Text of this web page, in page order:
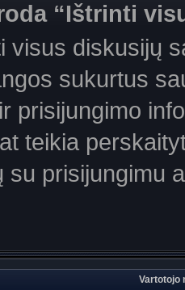
“Ištrinti
visus diskusijų
sukurtus
prisijungimo
teikia
su prisijungimu
Vartotojo